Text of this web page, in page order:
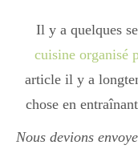
Il y a quelques
cuisine organisé
article il y a
chose en
Nous devions